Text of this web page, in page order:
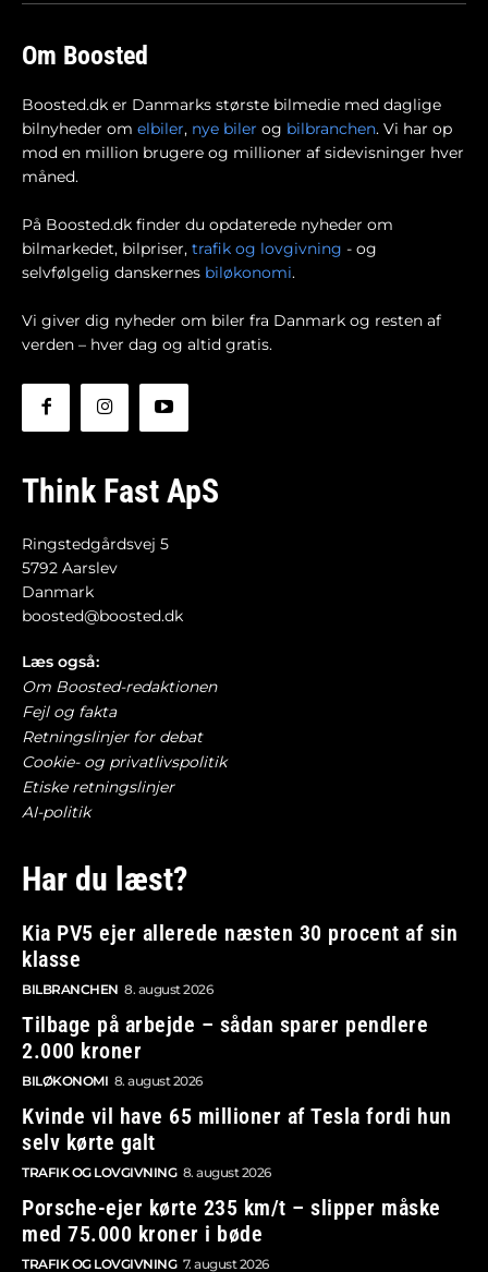
Om Boosted
Boosted.dk er Danmarks største bilmedie med daglige
bilnyheder om elbiler, nye biler og bilbranchen. Vi har op
mod en million brugere og millioner af sidevisninger hver
måned.
På Boosted.dk finder du opdaterede nyheder om
bilmarkedet, bilpriser, trafik og lovgivning - og
selvfølgelig danskernes biløkonomi.
Vi giver dig nyheder om biler fra Danmark og resten af
verden – hver dag og altid gratis.
Think Fast ApS
Ringstedgårdsvej 5
5792 Aarslev
Danmark
boosted@boosted.dk
Læs også:
Om Boosted-redaktionen
Fejl og fakta
Retningslinjer for debat
Cookie- og privatlivspolitik
Etiske retningslinjer
AI-politik
Har du læst?
Kia PV5 ejer allerede næsten 30 procent af sin
klasse
BILBRANCHEN 8. august 2026
Tilbage på arbejde – sådan sparer pendlere
2.000 kroner
BILØKONOMI 8. august 2026
Kvinde vil have 65 millioner af Tesla fordi hun
selv kørte galt
TRAFIK OG LOVGIVNING 8. august 2026
Porsche-ejer kørte 235 km/t – slipper måske
med 75.000 kroner i bøde
TRAFIK OG LOVGIVNING 7. august 2026